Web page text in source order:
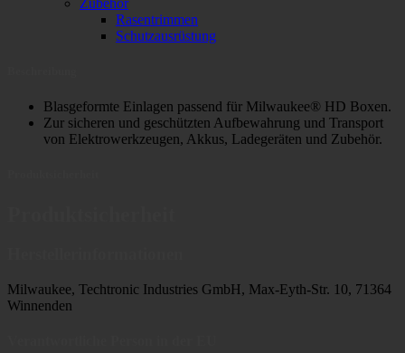
Rasentrimmen
Schutzausrüstung
Blasgeformte Einlagen passend für Milwaukee® HD Boxen.
Zur sicheren und geschützten Aufbewahrung und Transport
von Elektrowerkzeugen, Akkus, Ladegeräten und Zubehör.
Milwaukee, Techtronic Industries GmbH, Max-Eyth-Str. 10, 71364
Winnenden